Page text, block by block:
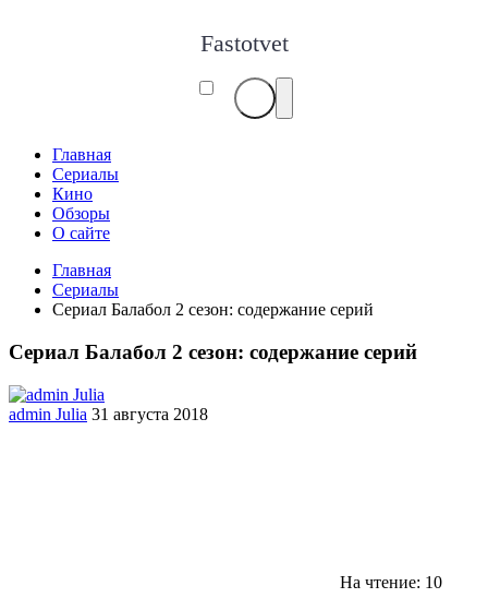
Fastotvet
Главная
Сериалы
Кино
Обзоры
О сайте
Главная
Сериалы
Сериал Балабол 2 сезон: содержание серий
Сериал Балабол 2 сезон: содержание серий
admin Julia 31 августа 2018
На чтение: 10